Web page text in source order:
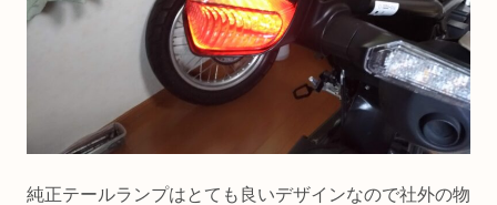
純正テールランプはとても良いデザインなので社外の物